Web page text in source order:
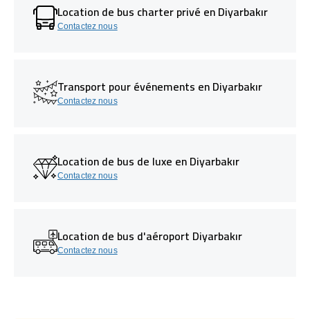
Location de bus charter privé en Diyarbakır
Contactez nous
Transport pour événements en Diyarbakır
Contactez nous
Location de bus de luxe en Diyarbakır
Contactez nous
Location de bus d'aéroport Diyarbakır
Contactez nous